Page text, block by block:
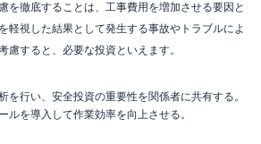
を徹底することは、工事費用を増加させる要因と
軽視した結果として発生する事故やトラブルによ
慮すると、必要な投資といえます。
を行い、安全投資の重要性を関係者に共有する。
ルを導入して作業効率を向上させる。